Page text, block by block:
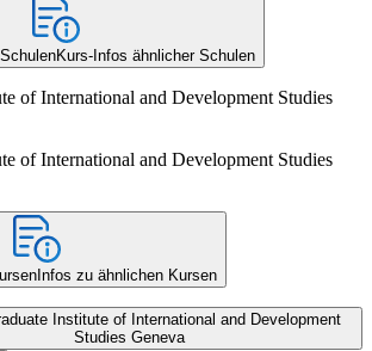
Kurs-Infos ähnlicher Schulen
of International and Development Studies
of International and Development Studies
Infos zu ähnlichen Kursen
Institute of International and Development
Studies Geneva